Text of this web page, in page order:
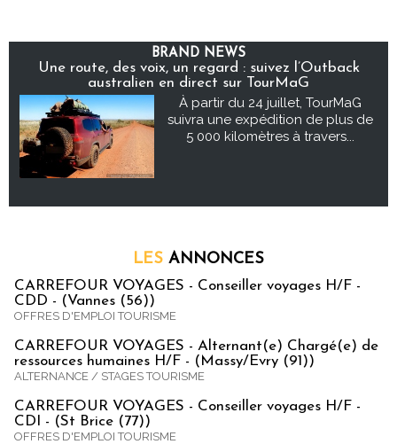
BRAND NEWS
Une route, des voix, un regard : suivez l’Outback
australien en direct sur TourMaG
À partir du 24 juillet, TourMaG
suivra une expédition de plus de
5 000 kilomètres à travers...
LES ANNONCES
CARREFOUR VOYAGES - Conseiller voyages H/F -
CDD - (Vannes (56))
OFFRES D'EMPLOI TOURISME
CARREFOUR VOYAGES - Alternant(e) Chargé(e) de
ressources humaines H/F - (Massy/Evry (91))
ALTERNANCE / STAGES TOURISME
CARREFOUR VOYAGES - Conseiller voyages H/F -
CDI - (St Brice (77))
OFFRES D'EMPLOI TOURISME